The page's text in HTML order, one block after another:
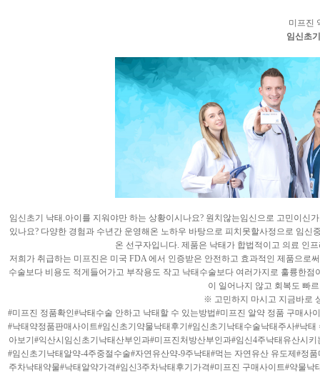
미프진
임신초
임신초기 낙태.아이를 지워야만 하는 상황이시나요? 원치않는임신으로 고민이신
있나요? 다양한 경험과 수년간 운영해온 노하우 바탕으로 피치못할사정으로 임
온 선구자입니다. 제품은 낙태가 합법적이고 의료 인
저희가 취급하는 미프진은 미국 FDA 에서 인증받은 안전하고 효과적인 제품으로
수술보다 비용도 적게들어가고 부작용도 작고 낙태수술보다 여러가지로 훌륭한
이 일어나지 않고 회복도 빠
※ 고민하지 마시고 지금바로
#미프진 정품확인#낙태수술 안하고 낙태할 수 있는방법#미프진 알약 정품 구매
#낙태약정품판매사이트#임신초기약물낙태후기#임신초기낙태수술낙태주사#낙
아보기#익산시임신초기낙태산부인과#미프진처방산부인과#임신4주낙태유산시
#임신초기낙태알약-4주중절수술#자연유산약-9주낙태#먹는 자연유산 유도제#정
주차낙태약물#낙태알약가격#임신3주차낙태후기가격#미프진 구매사이트#약물